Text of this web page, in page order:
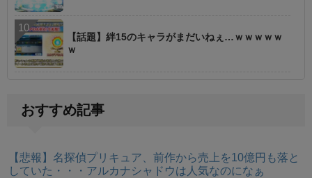
【話題】絆15のキャラがまだいねぇ…ｗｗｗｗｗ
ｗ
おすすめ記事
【悲報】名探偵プリキュア、前作から売上を10億円も落と
していた・・・アルカナシャドウは人気なのになぁ